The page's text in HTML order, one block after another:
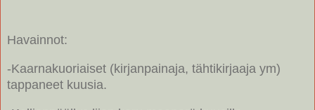
Havainnot:
-Kaarnakuoriaiset (kirjanpainaja, tähtikirjaaja ym)
tappaneet kuusia.